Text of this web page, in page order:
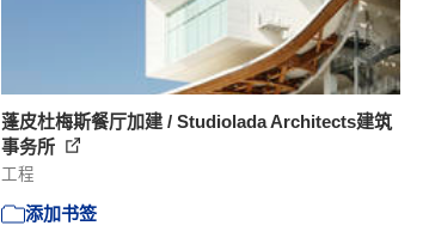
蓬皮杜梅斯餐厅加建 / Studiolada Architects建筑
事务所
工程
添加书签